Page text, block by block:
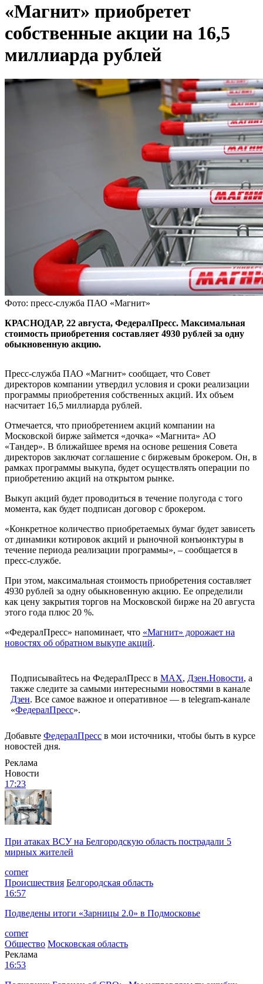
«Магнит» приобретет
собственные акции на 16,5
миллиарда рублей
Фото: пресс-служба ПАО «Магнит»
КРАСНОДАР, 22 августа, ФедералПресс. Максимальная
стоимость приобретения составляет 4930 рублей за одну
обыкновенную акцию.
Пресс-служба ПАО «Магнит» сообщает, что Совет
директоров компании утвердил условия и сроки реализации
программы приобретения собственных акций. Их объем
насчитает 16,5 миллиарда рублей.
Отмечается, что приобретением акций компании на
Московской бирже займется «дочка» «Магнита» АО
«Тандер». В ближайшее время на основе решения Совета
директоров заключат соглашение с биржевым брокером. Он, в
рамках программы выкупа, будет осуществлять операции по
приобретению акций на открытом рынке.
Выкуп акций будет проводиться в течение полугода с того
момента, как будет подписан договор с брокером.
«Конкретное количество приобретаемых бумаг будет зависеть
от динамики котировок акций и рыночной конъюнктуры в
течение периода реализации программы», – сообщается в
пресс-службе.
При этом, максимальная стоимость приобретения составляет
4930 рублей за одну обыкновенную акцию. Ее определили
как цену закрытия торгов на Московской бирже на 20 августа
этого года плюс 20 %.
«ФедералПресс» напоминает, что «Магнит» дорожает на
новостях об обратном выкупе акций.
Подписывайтесь на ФедералПресс в МАХ, Дзен.Новости, а
также следите за самыми интересными новостями в канале
Дзен. Все самое важное и оперативное — в telegram-канале
«ФедералПресс».
Добавьте ФедералПресс в мои источники, чтобы быть в курсе
новостей дня.
Реклама
Новости
17:23
При атаках ВСУ на Белгородскую область пострадали 5
мирных жителей
corner
Происшествия Белгородская область
16:57
Подведены итоги «Зарницы 2.0» в Подмосковье
corner
Общество Московская область
Реклама
16:53